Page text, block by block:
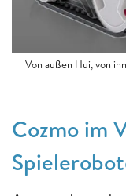
Von außen Hui, von
Cozmo im